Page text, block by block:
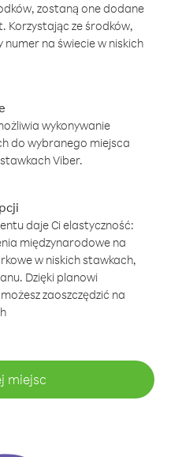
zostaną one dodane
Korzystając ze środków,
na świecie w niskich
wykonywanie
do wybranego miejsca
Viber.
daje Ci elastyczność:
międzynarodowe na
w niskich stawkach,
Dzięki planowi
zaoszczędzić na
miejsc